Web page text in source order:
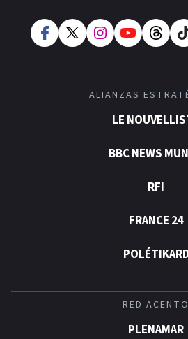
ALIANZAS
LE
BBC NEWS
RFI
FRANCE 24
RED ACENTO
PLENAMAR